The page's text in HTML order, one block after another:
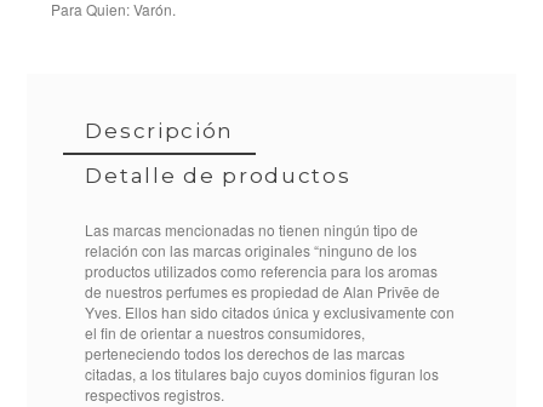
Para Quien: Varón.
Descripción
Detalle de productos
Las marcas mencionadas no tienen ningún tipo de
relación con las marcas originales “ninguno de los
productos utilizados como referencia para los aromas
de nuestros perfumes es propiedad de Alan Privēe de
Yves. Ellos han sido citados única y exclusivamente con
el fin de orientar a nuestros consumidores,
perteneciendo todos los derechos de las marcas
citadas, a los titulares bajo cuyos dominios figuran los
respectivos registros.
ReferenciaBM00530001B802